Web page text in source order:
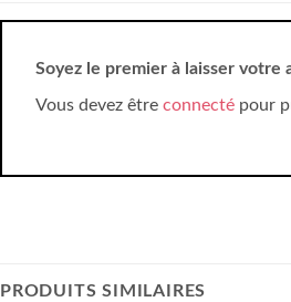
Soyez le premier à laisser votre
Vous devez être connecté pour
PRODUITS SIMILAIRES